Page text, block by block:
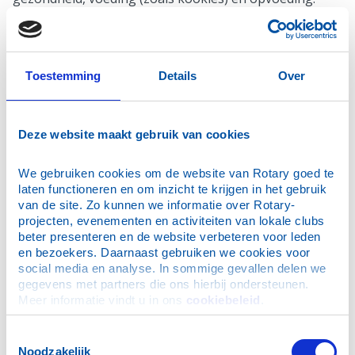
Toestemming Details Over
Deze website maakt gebruik van cookies
We gebruiken cookies om de website van Rotary goed te
laten functioneren en om inzicht te krijgen in het gebruik
van de site. Zo kunnen we informatie over Rotary-
projecten, evenementen en activiteiten van lokale clubs
beter presenteren en de website verbeteren voor leden
en bezoekers. Daarnaast gebruiken we cookies voor
social media en analyse. In sommige gevallen delen we
gegevens met partners die ons hierbij ondersteunen.
Meer informatie vindt u in ons cookiebeleid
Noodzakelijk
lespakket. Hoe kun je besmet raken? Hoe kun je hulp
Ervaringen delen met anderen
terug en delen hun opgedane kennis met anderen.
meisjes die eerder een cursus bij de P3W volgden. Het
praktijkervaringen uitwisselen.